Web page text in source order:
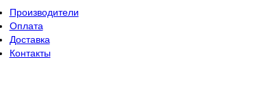
Производители
Оплата
Доставка
Контакты